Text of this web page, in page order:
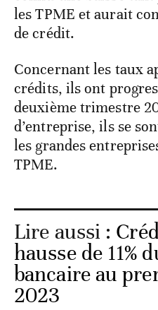
les TPME et aurait
de crédit.
Concernant les taux
crédits, ils ont
deuxième trimestre
d’entreprise, ils se
les grandes
TPME.
Lire aussi :
hausse de 11%
bancaire au
2023